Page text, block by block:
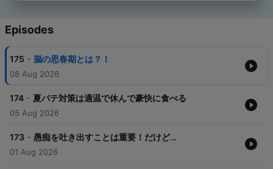
Episodes
175 - 脳の思春期とは？！
08 Aug 2026
174 - 夏バテ対策は適温で休んで豪快に食べる
05 Aug 2026
173 - 愚痴を吐き出すことは重要！だけど…
01 Aug 2026